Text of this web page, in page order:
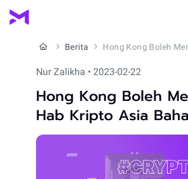
Berita
Nur Zalikha • 2023-02-22
Hong Kong Boleh
Hab Kripto Asia